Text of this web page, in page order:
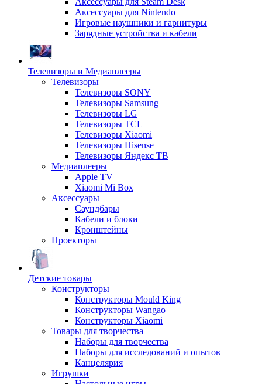
Аксессуары для Nintendo
Игровые наушники и гарнитуры
Зарядные устройства и кабели
Телевизоры и Медиаплееры
Телевизоры
Телевизоры SONY
Телевизоры Samsung
Телевизоры LG
Телевизоры TCL
Телевизоры Xiaomi
Телевизоры Hisense
Телевизоры Яндекс ТВ
Медиаплееры
Apple TV
Xiaomi Mi Box
Аксессуары
Саундбары
Кабели и блоки
Кронштейны
Проекторы
Детские товары
Конструкторы
Конструкторы Mould King
Конструкторы Wangao
Конструкторы Xiaomi
Товары для творчества
Наборы для творчества
Наборы для исследований и опытов
Канцелярия
Игрушки